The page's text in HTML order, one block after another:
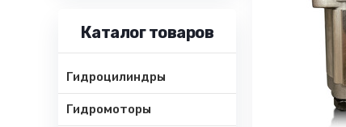
Каталог товаров
Гидроцилиндры
Гидромоторы